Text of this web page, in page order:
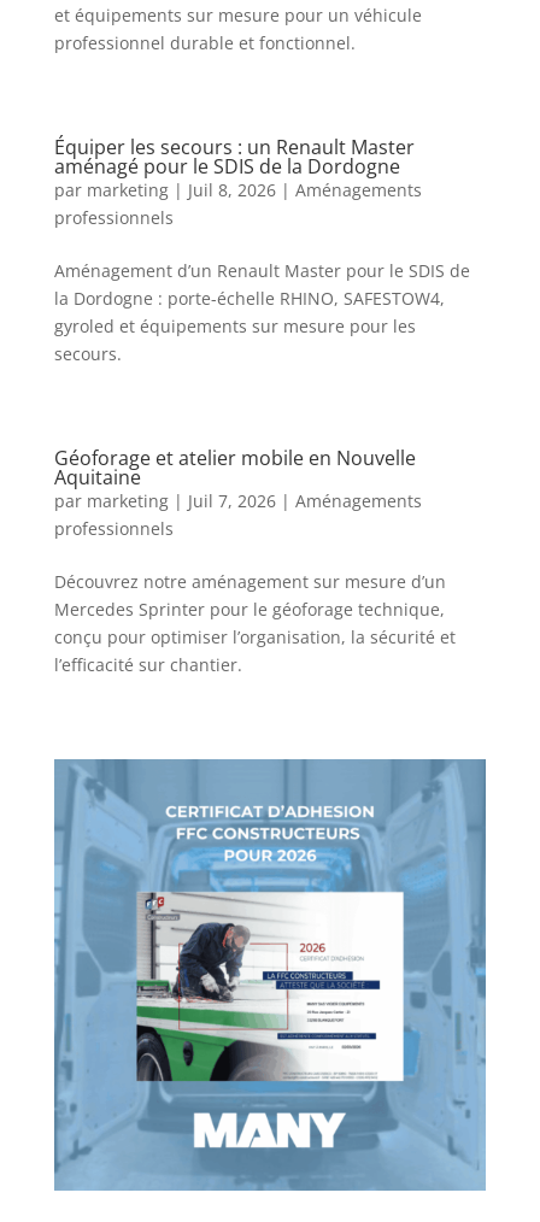
et équipements sur mesure pour un véhicule
professionnel durable et fonctionnel.
Équiper les secours : un Renault Master
aménagé pour le SDIS de la Dordogne
par marketing| Juil 8, 2026| Aménagements
professionnels
Aménagement d’un Renault Master pour le SDIS de
la Dordogne : porte-échelle RHINO, SAFESTOW4,
gyroled et équipements sur mesure pour les
secours.
Géoforage et atelier mobile en Nouvelle
Aquitaine
par marketing| Juil 7, 2026| Aménagements
professionnels
Découvrez notre aménagement sur mesure d’un
Mercedes Sprinter pour le géoforage technique,
conçu pour optimiser l’organisation, la sécurité et
l’efficacité sur chantier.